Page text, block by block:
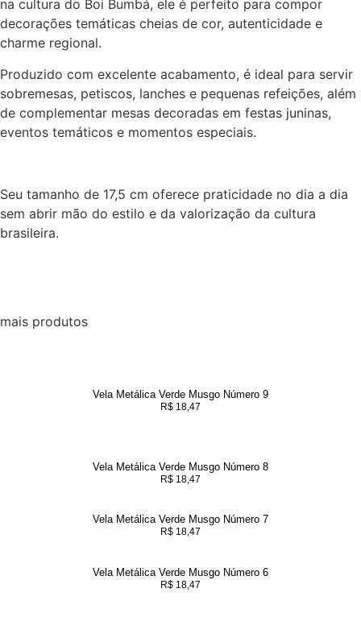
na cultura do Boi Bumbá, ele é perfeito para compor
decorações temáticas cheias de cor, autenticidade e
charme regional.
Produzido com excelente acabamento, é ideal para servir
sobremesas, petiscos, lanches e pequenas refeições, além
de complementar mesas decoradas em festas juninas,
eventos temáticos e momentos especiais.
Seu tamanho de 17,5 cm oferece praticidade no dia a dia
sem abrir mão do estilo e da valorização da cultura
brasileira.
mais produtos
Vela Metálica Verde Musgo Número 9
R$ 18,47
Vela Metálica Verde Musgo Número 8
R$ 18,47
Vela Metálica Verde Musgo Número 7
R$ 18,47
Vela Metálica Verde Musgo Número 6
R$ 18,47